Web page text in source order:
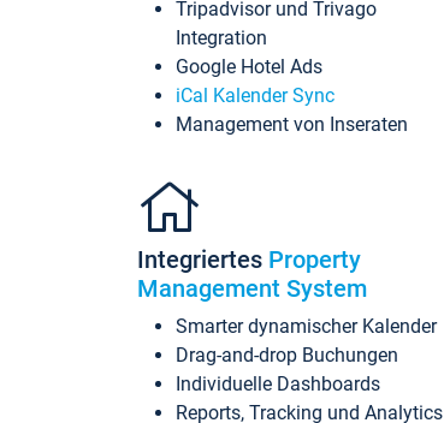
Tripadvisor und Trivago
Integration
Google Hotel Ads
iCal Kalender Sync
Management von Inseraten
Integriertes Property
Management System
Smarter dynamischer Kalender
Drag-and-drop Buchungen
Individuelle Dashboards
Reports, Tracking und Analytics